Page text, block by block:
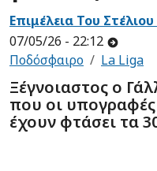
Επιμέλεια Του
07/05/26 - 22:12
Ποδόσφαιρο
La Liga
Ξέγνοιαστος ο
που οι
έχουν φτάσει τα